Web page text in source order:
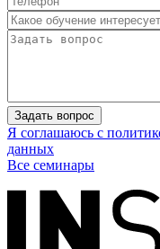
Задать вопрос
Я соглашаюсь с
данных
Все семинары